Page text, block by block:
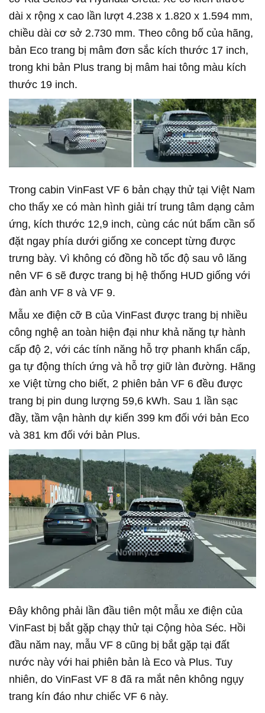
dài x rộng x cao lần lượt 4.238 x 1.820 x 1.594 mm,
chiều dài cơ sở 2.730 mm. Theo công bố của hãng,
bản Eco trang bị mâm đơn sắc kích thước 17 inch,
trong khi bản Plus trang bị mâm hai tông màu kích
thước 19 inch.
Trong cabin VinFast VF 6 bản chạy thử tại Việt Nam
cho thấy xe có màn hình giải trí trung tâm dạng cảm
ứng, kích thước 12,9 inch, cùng các nút bấm cần số
đặt ngay phía dưới giống xe concept từng được
trưng bày. Vì không có đồng hồ tốc độ sau vô lăng
nên VF 6 sẽ được trang bị hệ thống HUD giống với
đàn anh VF 8 và VF 9.
Mẫu xe điện cỡ B của VinFast được trang bị nhiều
công nghệ an toàn hiện đại như khả năng tự hành
cấp độ 2, với các tính năng hỗ trợ phanh khẩn cấp,
ga tự động thích ứng và hỗ trợ giữ làn đường. Hãng
xe Việt từng cho biết, 2 phiên bản VF 6 đều được
trang bị pin dung lượng 59,6 kWh. Sau 1 lần sạc
đầy, tầm vận hành dự kiến 399 km đối với bản Eco
và 381 km đối với bản Plus.
Đây không phải lần đầu tiên một mẫu xe điện của
VinFast bị bắt gặp chạy thử tại Cộng hòa Séc. Hồi
đầu năm nay, mẫu VF 8 cũng bị bắt gặp tại đất
nước này với hai phiên bản là Eco và Plus. Tuy
nhiên, do VinFast VF 8 đã ra mắt nên không ngụy
trang kín đáo như chiếc VF 6 này.